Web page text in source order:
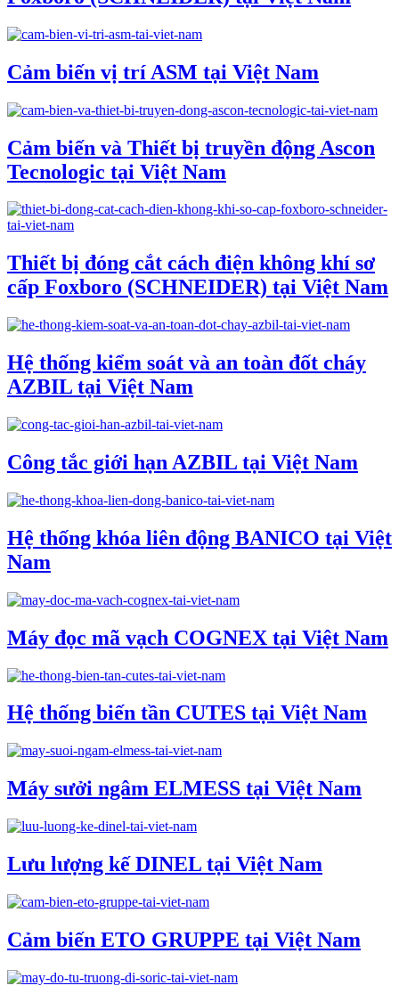
Cảm biến vị trí ASM tại Việt Nam
Cảm biến và Thiết bị truyền động Ascon
Tecnologic tại Việt Nam
Thiết bị đóng cắt cách điện không khí sơ
cấp Foxboro (SCHNEIDER) tại Việt Nam
Hệ thống kiểm soát và an toàn đốt cháy
AZBIL tại Việt Nam
Công tắc giới hạn AZBIL tại Việt Nam
Hệ thống khóa liên động BANICO tại Việt
Nam
Máy đọc mã vạch COGNEX tại Việt Nam
Hệ thống biến tần CUTES tại Việt Nam
Máy sưởi ngâm ELMESS tại Việt Nam
Lưu lượng kế DINEL tại Việt Nam
Cảm biến ETO GRUPPE tại Việt Nam